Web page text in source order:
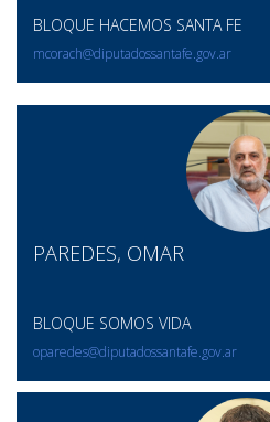
BLOQUE HACEMOS SANTA FE
mcorach@diputadossantafe.gov.ar
PAREDES, OMAR
BLOQUE SOMOS VIDA
oparedes@diputadossantafe.gov.ar